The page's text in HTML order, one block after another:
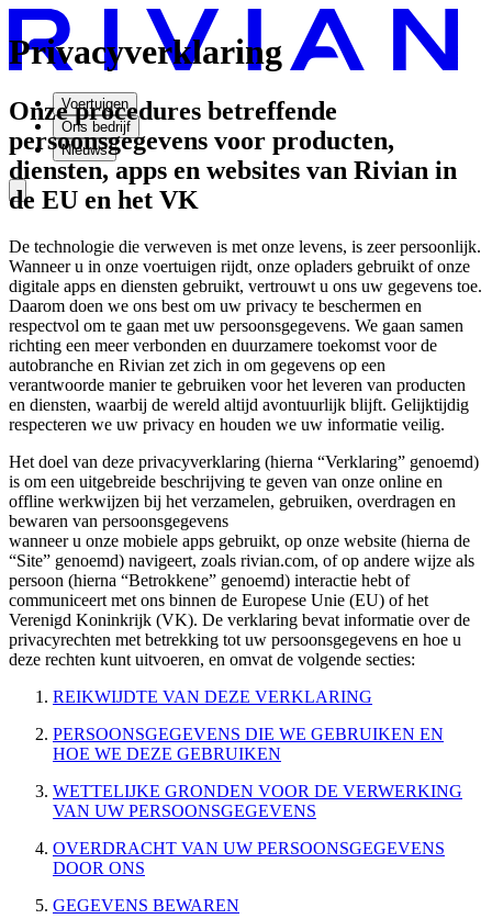
Voertuigen
Ons bedrijf
Nieuws
Privacyverklaring
Onze procedures betreffende
persoonsgegevens voor producten,
diensten, apps en websites van Rivian in
de EU en het VK
De technologie die verweven is met onze levens, is zeer persoonlijk.
Wanneer u in onze voertuigen rijdt, onze opladers gebruikt of onze
digitale apps en diensten gebruikt, vertrouwt u ons uw gegevens toe.
Daarom doen we ons best om uw privacy te beschermen en
respectvol om te gaan met uw persoonsgegevens. We gaan samen
richting een meer verbonden en duurzamere toekomst voor de
autobranche en Rivian zet zich in om gegevens op een
verantwoorde manier te gebruiken voor het leveren van producten
en diensten, waarbij de wereld altijd avontuurlijk blijft. Gelijktijdig
respecteren we uw privacy en houden we uw informatie veilig.
Het doel van deze privacyverklaring (hierna “Verklaring” genoemd)
is om een uitgebreide beschrijving te geven van onze online en
offline werkwijzen bij het verzamelen, gebruiken, overdragen en
bewaren van persoonsgegevens
wanneer u onze mobiele apps gebruikt, op onze website (hierna de
“Site” genoemd) navigeert, zoals rivian.com, of op andere wijze als
persoon (hierna “Betrokkene” genoemd) interactie hebt of
communiceert met ons binnen de Europese Unie (EU) of het
Verenigd Koninkrijk (VK). De verklaring bevat informatie over de
privacyrechten met betrekking tot uw persoonsgegevens en hoe u
deze rechten kunt uitvoeren, en omvat de volgende secties:
REIKWIJDTE VAN DEZE VERKLARING
PERSOONSGEGEVENS DIE WE GEBRUIKEN EN
HOE WE DEZE GEBRUIKEN
WETTELIJKE GRONDEN VOOR DE VERWERKING
VAN UW PERSOONSGEGEVENS
OVERDRACHT VAN UW PERSOONSGEGEVENS
DOOR ONS
GEGEVENS BEWAREN